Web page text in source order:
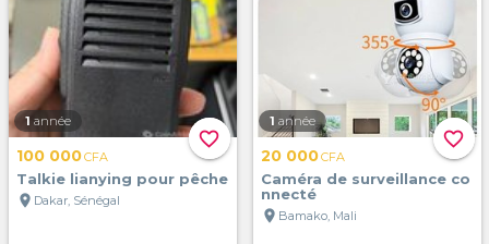
favorite_border
1 année
100 000CFA
Talkie lianying pour pêche
location_on Dakar, Sénégal
favorite_border
1 année
20 000CFA
Caméra de surveillance co
nnecté
location_on Bamako, Mali